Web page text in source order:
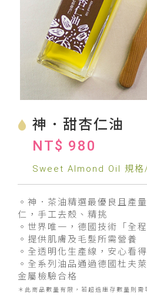
神．甜杏仁油
NT$ 980
Sweet Almond Oil 規格
。神．茶油精選最優良且產
仁，手工去殼、精挑
。世界唯一，德國技術「全
。提供肌膚及毛髮所需營養
。全透明化生產線，安心看
。全系列油品通過德國杜夫
金屬檢驗合格
＊此商品數量有限，若超過庫存數量則需